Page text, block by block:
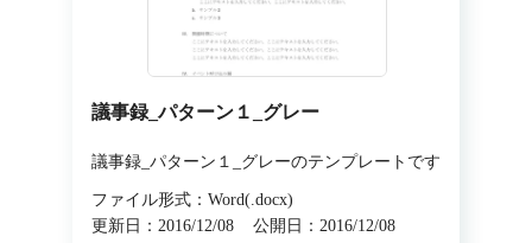
議事録_パターン１_グレー
議事録_パターン１_グレーのテンプレートです
ファイル形式：Word(.docx)
更新日：2016/12/08
公開日：2016/12/08